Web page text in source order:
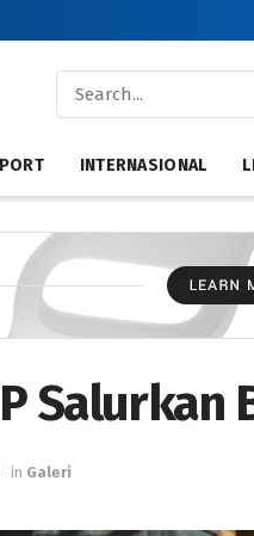
INTERNASIONAL
Salurkan
in Galeri